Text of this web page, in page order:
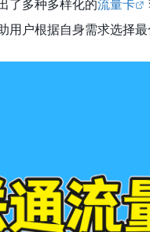
了多种多样化的流量卡
用户根据自身需求选择最